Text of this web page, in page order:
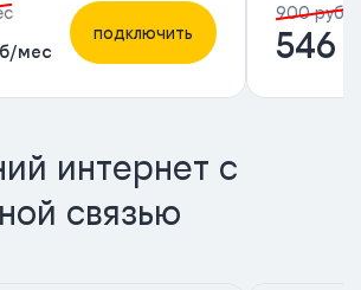
мес
подключить
900 руб/
546
интернет с
связью